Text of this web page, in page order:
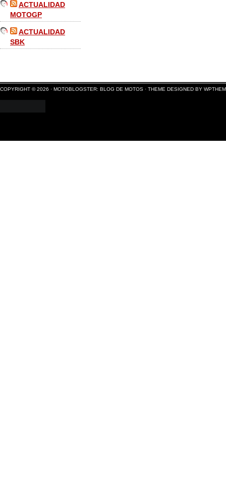
ACTUALIDAD
MOTOGP
ACTUALIDAD
SBK
COPYRIGHT © 2026 · MOTOBLOGSTER: BLOG DE MOTOS · THEME DESIGNED BY